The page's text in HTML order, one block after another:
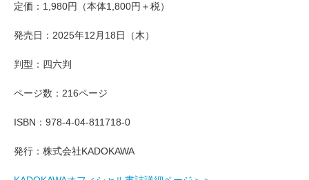
定価：1,980円（本体1,800円＋税）
発売日：2025年12月18日（木）
判型：四六判
ページ数：216ページ
ISBN：978-4-04-811718-0
発行：株式会社KADOKAWA